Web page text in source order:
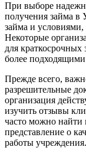
При выборе
получения займа в
займа и условиями,
Некоторые
для краткосрочных
более
Прежде всего,
разрешительные
организация
изучить отзывы
часто можно найти
представление о
работы учреждения.